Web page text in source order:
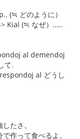
(≒ どのように）
Kial (≒ なぜ）.....
al demendoj
て.
al どうし
たさ。
作って食べるよ。